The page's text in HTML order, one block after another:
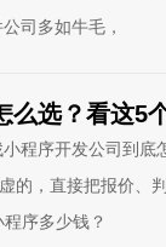
司多如牛毛，
么选？看这5
程序开发公司到底
的，直接把报价、
序多少钱？